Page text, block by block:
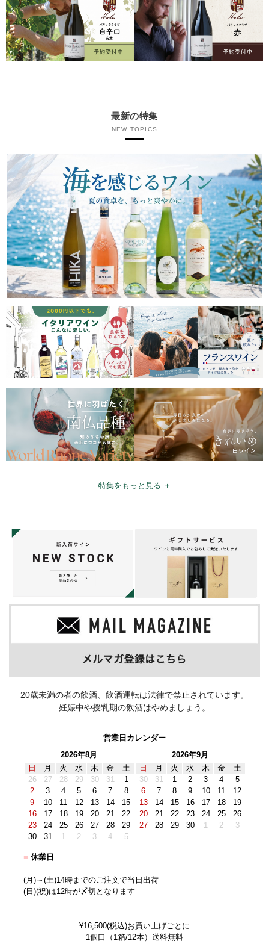
最新の特集
NEW TOPICS
特集をもっと見る ＋
20歳未満の者の飲酒、飲酒運転は法律で禁止されています。
妊娠中や授乳期の飲酒はやめましょう。
営業日カレンダー
2026年8月
日
月 火 水 木 金
土
26
27 28 29 30 31
1
2
3 4 5 6 7
8
9
10 11 12 13 14
15
16
17 18 19 20 21
22
23
24 25 26 27 28
29
30
31 1 2 3 4 5
2026年9月
日
月 火 水 木 金
土
30
31 1 2 3 4
5
6
7 8 9 10 11
12
13
14 15 16 17 18
19
20
21 22 23 24 25
26
27
28 29 30 1 2 3
■ 休業日
(月)～(土)14時までのご注文で当日出荷
(日)(祝)は12時が〆切となります
¥16,500(税込)お買い上げごとに
1個口（1箱/12本）送料無料